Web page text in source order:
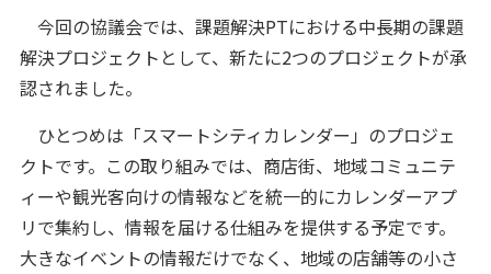
今回の協議会では、課題解決PTにおける中長期の課題
解決プロジェクトとして、新たに2つのプロジェクトが承
認されました。
ひとつめは「スマートシティカレンダー」のプロジェ
クトです。この取り組みでは、商店街、地域コミュニテ
ィーや観光客向けの情報などを統一的にカレンダーアプ
リで集約し、情報を届ける仕組みを提供する予定です。
大きなイベントの情報だけでなく、地域の店舗等の小さ